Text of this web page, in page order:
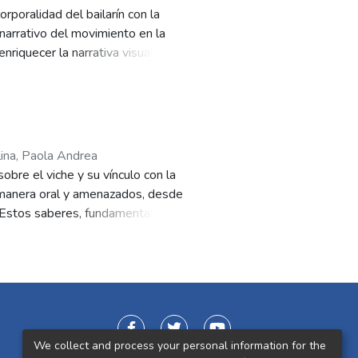
del bailarín con la
del movimiento en la
la narrativa visual de
fotográfico, se demuestra
oportunidades laborales
del sector, confirmando su
Paola Andrea
el viche y su vínculo con la
oral y amenazados, desde
saberes, fundamentales
documentados y
We collect and process your personal information for the